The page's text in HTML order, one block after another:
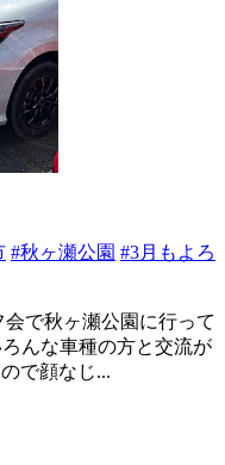
#秋ヶ瀬公園 #3月もよろ
で秋ヶ瀬公園に行って
んな車種の方と交流が
で顔なじ...